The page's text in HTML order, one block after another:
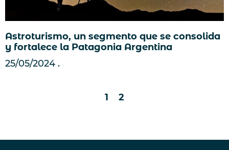
Astroturismo, un segmento que se consolida
y fortalece la Patagonia Argentina
25/05/2024
1 2